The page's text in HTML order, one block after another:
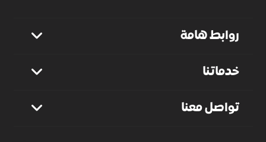
روابط هامة
خدماتنا
تواصل معنا